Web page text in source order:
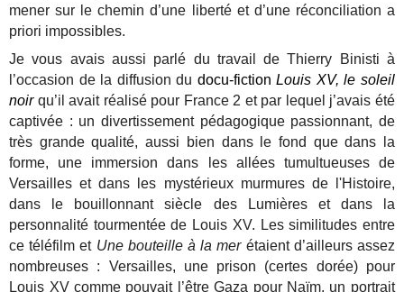
mener sur le chemin d’une liberté et d’une réconciliation a
priori impossibles.
Je vous avais aussi parlé du travail de Thierry Binisti à
l’occasion de la diffusion du docu-fictionLouis XV, le soleil
noirqu’il avait réalisé pour France 2 et par lequel j’avais été
captivée : un divertissement pédagogique passionnant, de
très grande qualité, aussi bien dans le fond que dans la
forme, une immersion dans les allées tumultueuses de
Versailles et dans les mystérieux murmures de l'Histoire,
dans le bouillonnant siècle des Lumières et dans la
personnalité tourmentée de Louis XV. Les similitudes entre
ce téléfilm et Une bouteille à la merétaient d’ailleurs assez
nombreuses : Versailles, une prison (certes dorée) pour
Louis XV comme pouvait l’être Gaza pour Naïm, un portrait